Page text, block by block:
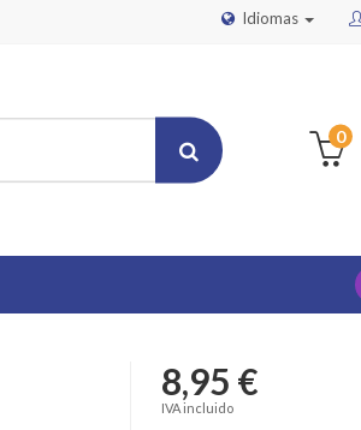
Idiomas
0
8,95 €
IVA incluido